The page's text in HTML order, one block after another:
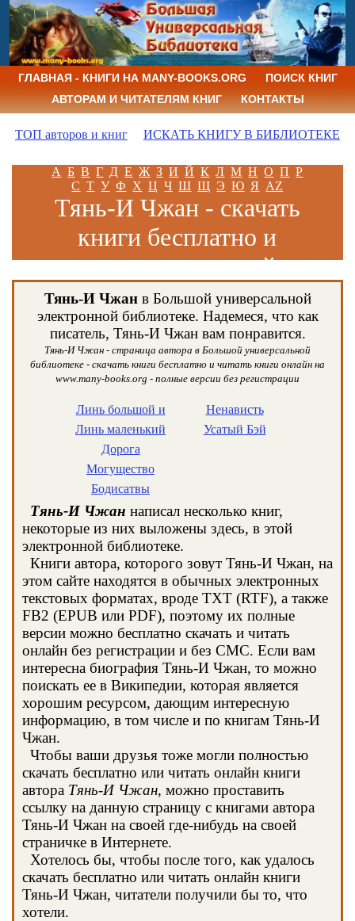
ГЛАВНАЯ - КНИГИ НА MANY-BOOKS.ORG
ПОИСК КНИГ
АВТОРАМ И ЧИТАТЕЛЯМ КНИГ
КОНТАКТЫ
ТОП авторов и книг ИСКАТЬ КНИГУ В БИБЛИОТЕКЕ
А Б В Г Д Е Ж З И Й К Л М Н О П Р
С Т У Ф Х Ц Ч Ш Щ Э Ю Я AZ
Тянь-И Чжан - скачать
книги бесплатно и
читать книги онлайн
Тянь-И Чжанв Большой универсальной
электронной библиотеке. Надемеся, что как
писатель, Тянь-И Чжан вам понравится.
Тянь-И Чжан - страница автора в Большой универсальной
библиотеке - скачать книги бесплатно и читать книги онлайн на
www.many-books.org - полные версии без регистрации
Линь большой и
Линь маленький
Дорога
Могущество
Бодисатвы
Ненависть
Усатый Бэй
Тянь-И Чжан написал несколько книг,
некоторые из них выложены здесь, в этой
электронной библиотеке.
Книги автора, которого зовут Тянь-И Чжан, на
этом сайте находятся в обычных электронных
текстовых форматах, вроде TXT (RTF), а также
FB2 (EPUB или PDF), поэтому их полные
версии можно бесплатно скачать и читать
онлайн без регистрации и без СМС. Если вам
интересна биография Тянь-И Чжан, то можно
поискать ее в Википедии, которая является
хорошим ресурсом, дающим интересную
информацию, в том числе и по книгам Тянь-И
Чжан.
Чтобы ваши друзья тоже могли полностью
скачать бесплатно или читать онлайн книги
автора Тянь-И Чжан, можно проставить
ссылку на данную страницу с книгами автора
Тянь-И Чжан на своей где-нибудь на своей
страничке в Интернете.
Хотелось бы, чтобы после того, как удалось
скачать бесплатно или читать онлайн книги
Тянь-И Чжан, читатели получили бы то, что
хотели.